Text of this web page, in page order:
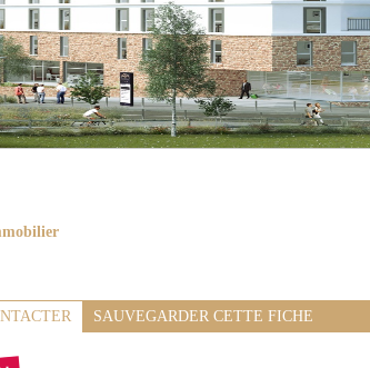
SAUVEGARDER CETTE FICHE